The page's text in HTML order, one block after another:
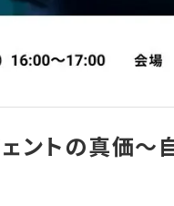
トの真価〜